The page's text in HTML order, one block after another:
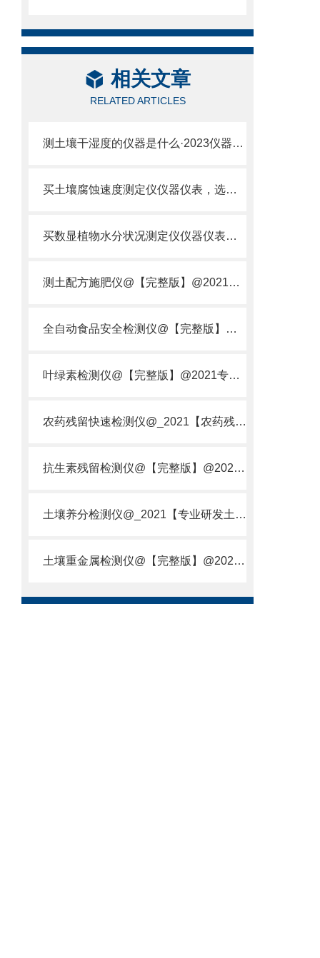
相关文章
RELATED ARTICLES
测土壤干湿度的仪器是什么·2023仪器仪表·云唐土壤干湿度检测仪器设备
买土壤腐蚀速度测定仪仪器仪表，选【云唐新款】土壤腐蚀速度测定仪
买数显植物水分状况测定仪仪器仪表，就来山东云唐精品货源
测土配方施肥仪@【完整版】@2021专业测土配方施肥仪器仪表
全自动食品安全检测仪@【完整版】@2021专业全自动食品检测仪器仪表
叶绿素检测仪@【完整版】@2021专业叶绿素检测仪器仪表
农药残留快速检测仪@_2021【农药残留检测仪器仪表DE原理】
抗生素残留检测仪@【完整版】@2021专业抗生素残留检测仪器仪表
土壤养分检测仪@_2021【专业研发土壤养分快速检测仪器仪表厂】
土壤重金属检测仪@【完整版】@2021专业土壤重金属快速检测仪器仪表